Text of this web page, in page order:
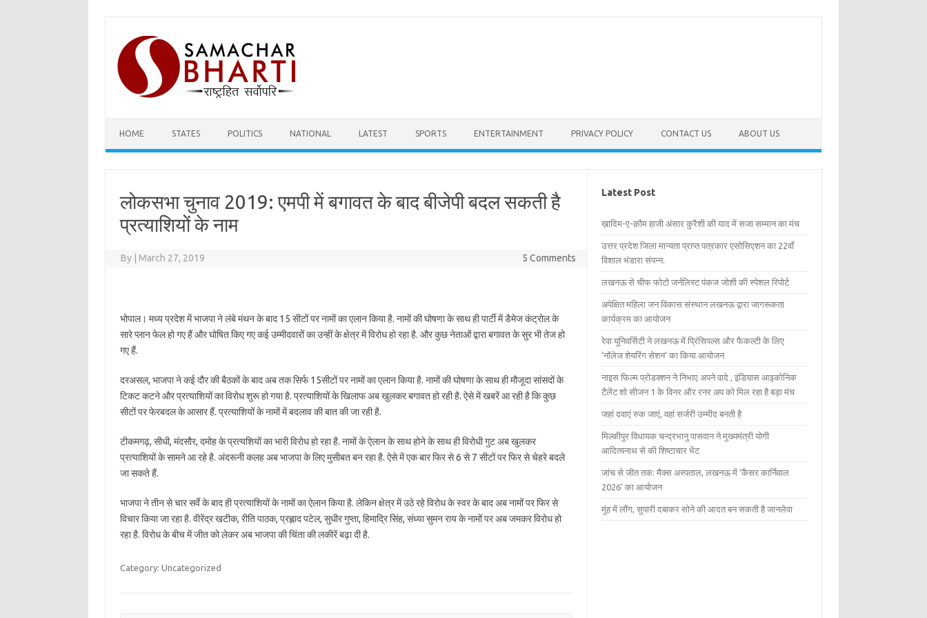
content
HOME STATES POLITICS NATIONAL LATEST SPORTS ENTERTAINMENT PRIVACY POLICY CONTACT US ABOUT US
लोकसभा चुनाव 2019: एमपी में बगावत के बाद बीजेपी बदल सकती है
प्रत्याशियों के नाम
By March 27, 2019 5 Comments
भोपाल। मध्य प्रदेश में भाजपा ने लंबे मंथन के बाद 15 सीटों पर नामों का एलान किया है. नामों की घोषणा के साथ ही पार्टी में डैमेज कंट्रोल के
सारे प्लान फेल हो गए हैं और घोषित किए गए कई उम्मीदवारों का उन्हीं के क्षेत्र में विरोध हो रहा है. और कुछ नेताओं द्वारा बगावत के सुर भी तेज हो
गए हैं.
दरअसल, भाजपा ने कई दौर की बैठकों के बाद अब तक सिर्फ 15सीटों पर नामों का एलान किया है. नामों की घोषणा के साथ ही मौजूदा सांसदों के
टिकट कटने और प्रत्याशियों का विरोध शुरू हो गया है. प्रत्याशियों के खिलाफ अब खुलकर बगावत हो रही है. ऐसे में खबरें आ रही है कि कुछ
सीटों पर फेरबदल के आसार हैं. प्रत्याशियों के नामों में बदलाव की बात की जा रही है.
टीकमगढ़, सीधी, मंदसौर, दमोह के प्रत्यशियों का भारी विरोध हो रहा है. नामों के ऐलान के साथ होने के साथ ही विरोधी गुट अब खुलकर
प्रत्याशियों के सामने आ रहे है. अंदरूनी कलह अब भाजपा के लिए मुसीबत बन रहा है. ऐसे में एक बार फिर से 6 से 7 सीटों पर फिर से चेहरे बदले
जा सकते हैं.
भाजपा ने तीन से चार सर्वे के बाद ही प्रत्याशियों के नामों का ऐलान किया है. लेकिन क्षेत्र में उठे रहे विरोध के स्वर के बाद अब नामों पर फिर से
विचार किया जा रहा है. वीरेंद्र खटीक, रीति पाठक, प्रह्लाद पटेल, सुधीर गुप्ता, हिमाद्रि सिंह, संध्या सुमन राय के नामों पर अब जमकर विरोध हो
रहा है. विरोध के बीच में जीत को लेकर अब भाजपा की चिंता की लकीरें बढ़ा दी है.
Category: Uncategorized
Latest Post
ख़ादिम-ए-क़ौम हाजी अंसार कुरैशी की याद में सजा सम्मान का मंच
उत्तर प्रदेश जिला मान्यता प्राप्त पत्रकार एसोसिएशन का 22वाँ
विशाल भंडारा संपन्न.
लखनऊ से चीफ फोटो जर्नलिस्ट पंकज जोशी की स्पेशल रिपोर्ट
अपेक्षित महिला जन विकास संस्थान लखनऊ द्वारा जागरूकता
कार्यक्रम का आयोजन
रेवा यूनिवर्सिटी ने लखनऊ में प्रिंसिपल्स और फैकल्टी के लिए
‘नॉलेज शेयरिंग सेशन’ का किया आयोजन
नाइस फिल्म प्रोडक्शन ने निभाए अपने वादे , इंडियास आइकोनिक
टैलेंट शो सीजन 1 के विनर और रनर अप को मिल रहा है बड़ा मंच
जहां दवाएं रुक जाएं, वहां सर्जरी उम्मीद बनती है
मिल्कीपुर विधायक चन्द्रभानु पासवान ने मुख्यमंत्री योगी
आदित्यनाथ से की शिष्टाचार भेंट
जांच से जीत तक: मैक्स अस्पताल, लखनऊ में ‘कैंसर कार्निवाल
2026’ का आयोजन
मुंह में लौंग, सुपारी दबाकर सोने की आदत बन सकती है जानलेवा